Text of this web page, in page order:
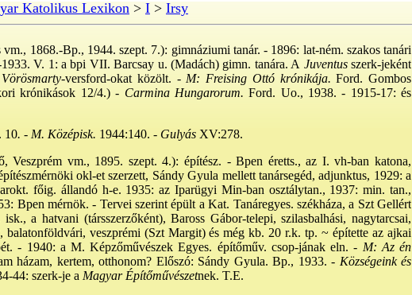
Katolikus Lexikon> I> Irsy
1868.-Bp., 1944. szept. 7.): gimnáziumi tanár. - 1896: lat-ném. szakos tanári
V. 1: a bpi VII. Barcsay u. (Madách) gimn. tanára. A Juventusszerk-jeként
-versford-okat közölt. -M: Freising Ottó krónikája.Ford. Gombos
krónikások 12/4.) - Carmina Hungarorum.Ford. Uo., 1938. - 1915-17: és
10. - M. Középisk. 1944:140. - Gulyás XV:278.
Veszprém vm., 1895. szept. 4.): építész. - Bpen éretts., az I. vh-ban katona,
okl-et szerzett, Sándy Gyula mellett tanársegéd, adjunktus, 1929: a
főig. állandó h-e. 1935: az Iparügyi Min-ban osztálytan., 1937: min. tan.,
Bpen mérnök. - Tervei szerint épült a Kat. Tanáregyes. székháza, a Szt Gellért
a hatvani (társszerzőként), Baross Gábor-telepi, szilasbalhási, nagytarcsai,
veszprémi (Szt Margit) és még kb. 20 r.k. tp. ~ építette az ajkai
- 1940: a M. Képzőművészek Egyes. építőműv. csop-jának eln. - M: Az én
házam, kertem, otthonom? Előszó: Sándy Gyula. Bp., 1933. - Községeink és
44: szerk-je a Magyar Építőművészetnek. T.E.